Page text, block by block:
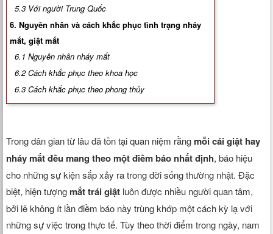
5.3 Với người Trung Quốc
6. Nguyên nhân và cách khắc phục tình trạng nháy
mắt, giật mắt
6.1 Nguyên nhân nháy mắt
6.2 Cách khắc phục theo khoa học
6.3 Cách khắc phục theo phong thủy
Trong dân gian từ lâu đã tồn tại quan niệm rằng mỗi cái giật hay
nháy mắt đều mang theo một điềm báo nhất định, báo hiệu
cho những sự kiện sắp xảy ra trong đời sống thường nhật. Đặc
biệt, hiện tượng mắt trái giật luôn được nhiều người quan tâm,
bởi lẽ không ít lần điềm báo này trùng khớp một cách kỳ lạ với
những sự việc trong thực tế. Tùy theo thời điểm trong ngày, nam